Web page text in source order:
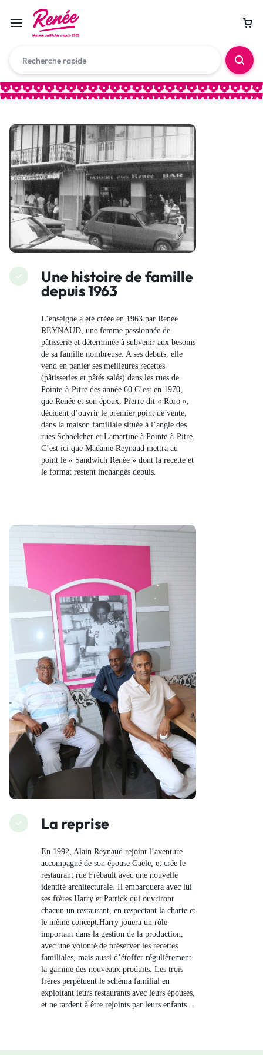
Une histoire de famille
depuis 1963
L’enseigne a été créée en 1963 par Renée
REYNAUD, une femme passionnée de
pâtisserie et déterminée à subvenir aux besoins
de sa famille nombreuse. A ses débuts, elle
vend en panier ses meilleures recettes
(pâtisseries et pâtés salés) dans les rues de
Pointe-à-Pitre des année 60.C’est en 1970,
que Renée et son époux, Pierre dit « Roro »,
décident d’ouvrir le premier point de vente,
dans la maison familiale située à l’angle des
rues Schoelcher et Lamartine à Pointe-à-Pitre.
C’est ici que Madame Reynaud mettra au
point le « Sandwich Renée » dont la recette et
le format restent inchangés depuis.
La reprise
En 1992, Alain Reynaud rejoint l’aventure
accompagné de son épouse Gaële, et crée le
restaurant rue Frébault avec une nouvelle
identité architecturale. Il embarquera avec lui
ses frères Harry et Patrick qui ouvriront
chacun un restaurant, en respectant la charte et
le même concept.Harry jouera un rôle
important dans la gestion de la production,
avec une volonté de préserver les recettes
familiales, mais aussi d’étoffer régulièrement
la gamme des nouveaux produits. Les trois
frères perpétuent le schéma familial en
exploitant leurs restaurants avec leurs épouses,
et ne tardent à être rejoints par leurs enfants…